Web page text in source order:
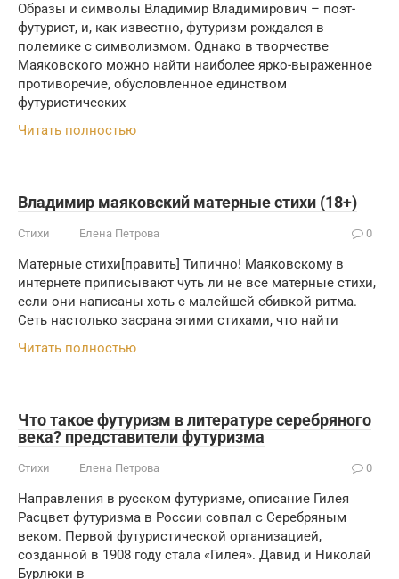
Образы и символы Владимир Владимирович – поэт-
футурист, и, как известно, футуризм рождался в
полемике с символизмом. Однако в творчестве
Маяковского можно найти наиболее ярко-выраженное
противоречие, обусловленное единством
футуристических
Читать полностью
Владимир маяковский матерные стихи (18+)
Стихи Елена Петрова 0
Матерные стихи[править] Типично! Маяковскому в
интернете приписывают чуть ли не все матерные стихи,
если они написаны хоть с малейшей сбивкой ритма.
Сеть настолько засрана этими стихами, что найти
Читать полностью
Что такое футуризм в литературе серебряного
века? представители футуризма
Стихи Елена Петрова 0
Направления в русском футуризме, описание Гилея
Расцвет футуризма в России совпал с Серебряным
веком. Первой футуристической организацией,
созданной в 1908 году стала «Гилея». Давид и Николай
Бурлюки в